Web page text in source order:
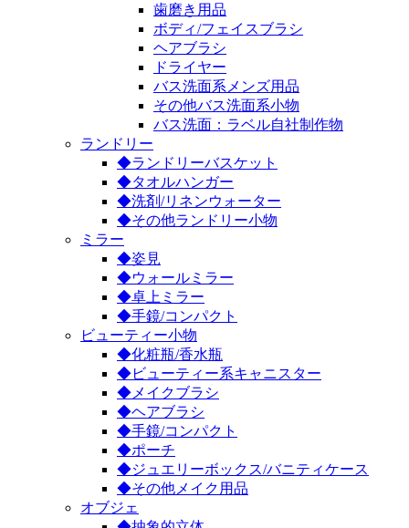
歯磨き用品
ボディ/フェイスブラシ
ヘアブラシ
ドライヤー
バス洗面系メンズ用品
その他バス洗面系小物
バス洗面：ラベル自社制作物
ランドリー
◆ランドリーバスケット
◆タオルハンガー
◆洗剤/リネンウォーター
◆その他ランドリー小物
ミラー
◆姿見
◆ウォールミラー
◆卓上ミラー
◆手鏡/コンパクト
ビューティー小物
◆化粧瓶/香水瓶
◆ビューティー系キャニスター
◆メイクブラシ
◆ヘアブラシ
◆手鏡/コンパクト
◆ポーチ
◆ジュエリーボックス/バニティケース
◆その他メイク用品
オブジェ